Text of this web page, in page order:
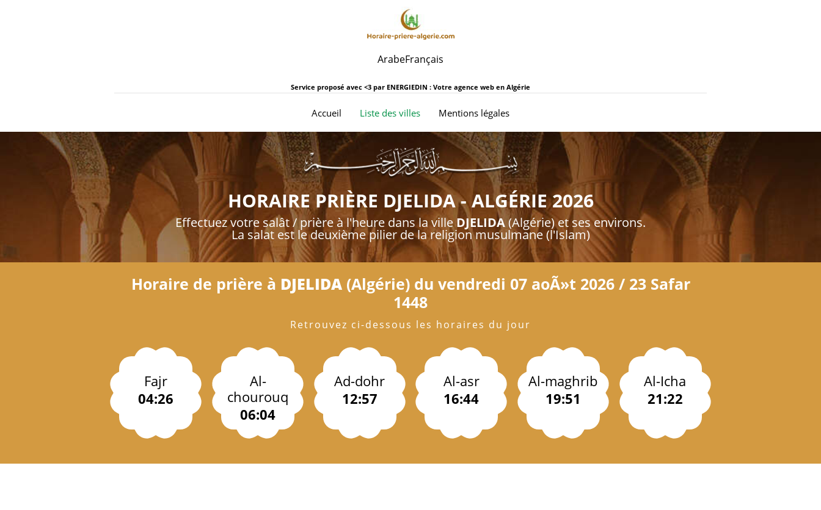
ArabeFrançais
Service proposé avec <3 par ENERGIEDIN : Votre agence web en Algérie
Accueil (current)
Liste des villes Mentions légales
HORAIRE PRIÈRE DJELIDA - ALGÉRIE 2026
Effectuez votre salât / prière à l'heure dans la villeDJELIDA(Algérie) et ses environs.
La salat est le deuxième pilier de la religion musulmane (l'Islam)
Horaire de prière à DJELIDA(Algérie) du vendredi 07 aoÃ»t 2026 / 23 Safar
1448
Retrouvez ci-dessous les horaires du jour
Fajr
04:26
Al-
chourouq
06:04
Ad-dohr
12:57
Al-asr
16:44
Al-maghrib
19:51
Al-Icha
21:22